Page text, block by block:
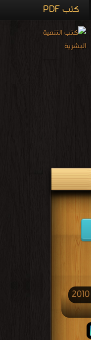
كتب PDF